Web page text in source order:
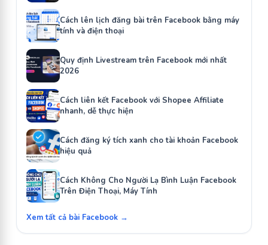
Cách lên lịch đăng bài trên Facebook bằng máy
tính và điện thoại
Quy định Livestream trên Facebook mới nhất
2026
Cách liên kết Facebook với Shopee Affiliate
nhanh, dễ thực hiện
Cách đăng ký tích xanh cho tài khoản Facebook
hiệu quả
Cách Không Cho Người Lạ Bình Luận Facebook
Trên Điện Thoại, Máy Tính
Xem tất cả bài Facebook →